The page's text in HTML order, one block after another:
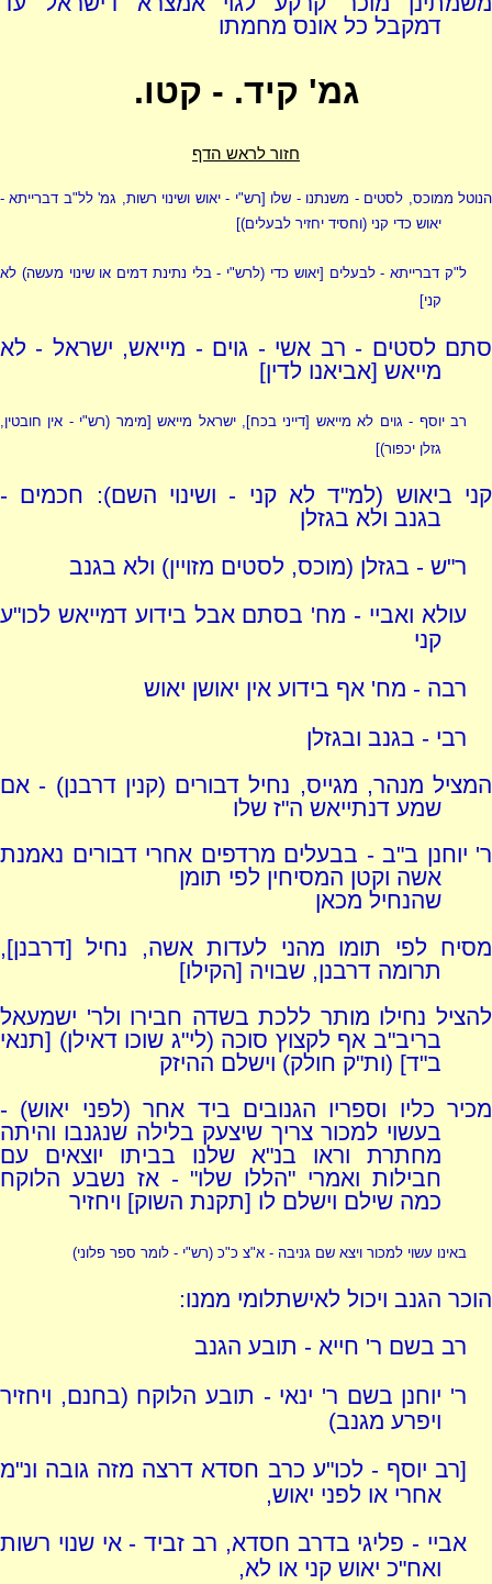
דמקבל כל אונס מחמתו
גמ' קיד. - קטו.
חזור לראש הדף
הנוטל ממוכס, לסטים - משנתנו - שלו [רש"י - יאוש ושינוי רשות, גמ' לל"ב דברייתא -
יאוש כדי קני (וחסיד יחזיר לבעלים)]
ל"ק דברייתא - לבעלים [יאוש כדי (לרש"י - בלי נתינת דמים או שינוי מעשה) לא
קני]
סתם לסטים - רב אשי - גוים - מייאש, ישראל - לא
מייאש [אביאנו לדין]
רב יוסף - גוים לא מייאש [דייני בכח], ישראל מייאש [מימר (רש"י - אין חובטין,
גזלן יכפור)]
קני ביאוש (למ"ד לא קני - ושינוי השם): חכמים -
בגנב ולא בגזלן
ר"ש - בגזלן (מוכס, לסטים מזויין) ולא בגנב
עולא ואביי - מח' בסתם אבל בידוע דמייאש לכו"ע
קני
רבה - מח' אף בידוע אין יאושן יאוש
רבי - בגנב ובגזלן
המציל מנהר, מגייס, נחיל דבורים (קנין דרבנן) - אם
שמע דנתייאש ה"ז שלו
ר' יוחנן ב"ב - בבעלים מרדפים אחרי דבורים נאמנת
אשה וקטן המסיחין לפי תומן
שהנחיל מכאן
מסיח לפי תומו מהני לעדות אשה, נחיל [דרבנן],
תרומה דרבנן, שבויה [הקילו]
להציל נחילו מותר ללכת בשדה חבירו ולר' ישמעאל
בריב"ב אף לקצוץ סוכה (לי"ג שוכו דאילן) [תנאי
ב"ד] (ות"ק חולק) וישלם ההיזק
מכיר כליו וספריו הגנובים ביד אחר (לפני יאוש) -
בעשוי למכור צריך שיצעק בלילה שנגנבו והיתה
מחתרת וראו בנ"א שלנו בביתו יוצאים עם
חבילות ואמרי "הללו שלו" - אז נשבע הלוקח
כמה שילם וישלם לו [תקנת השוק] ויחזיר
באינו עשוי למכור ויצא שם גניבה - א"צ כ"כ(רש"י - לומר ספר פלוני)
הוכר הגנב ויכול לאישתלומי ממנו:
רב בשם ר' חייא - תובע הגנב
ר' יוחנן בשם ר' ינאי - תובע הלוקח (בחנם, ויחזיר
ויפרע מגנב)
[רב יוסף - לכו"ע כרב חסדא דרצה מזה גובה ונ"מ
אחרי או לפני יאוש,
אביי - פליגי בדרב חסדא, רב זביד - אי שנוי רשות
ואח"כ יאוש קני או לא,